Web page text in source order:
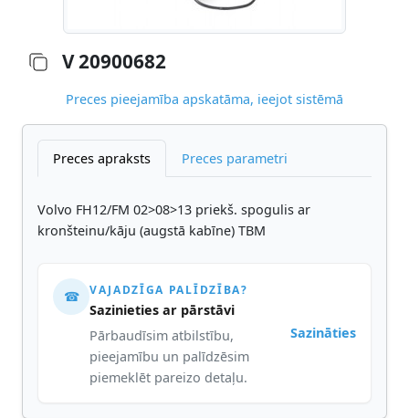
V 20900682
Preces pieejamība apskatāma, ieejot sistēmā
Preces apraksts Preces parametri
Volvo FH12/FM 02>08>13 priekš. spogulis ar
kronšteinu/kāju (augstā kabīne) TBM
☎ VAJADZĪGA PALĪDZĪBA?
Sazinieties ar pārstāvi
Pārbaudīsim atbilstību,
pieejamību un palīdzēsim
piemeklēt pareizo detaļu.
Sazināties